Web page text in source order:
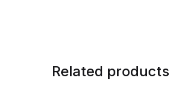
Related products